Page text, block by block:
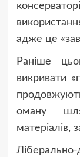
адже це
Раніше
викривати
оману
матеріалів,